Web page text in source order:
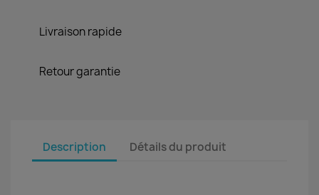
Livraison rapide
Retour garantie
Description Détails du produit